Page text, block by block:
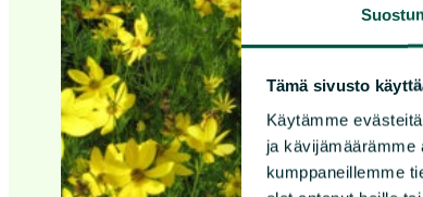
Tämä sivusto
Käytämme
ja kävijämäärämme
kumppaneillemme